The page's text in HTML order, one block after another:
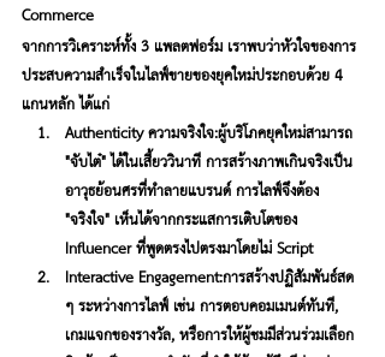
Commerce
จากการวิเคราะห์ทั้ง 3 แพลตฟอร์ม เราพบว่าหัวใจของการ
ประสบความสำเร็จในไลฟ์ขายของยุคใหม่ประกอบด้วย 4
แกนหลัก ได้แก่
Authenticity ความจริงใจ:ผู้บริโภคยุคใหม่สามารถ
"จับไต๋" ได้ในเสี้ยววินาที การสร้างภาพเกินจริงเป็น
อาวุธย้อนศรที่ทำลายแบรนด์ การไลฟ์จึงต้อง
"จริงใจ" เห็นได้จากกระแสการเติบโตของ
Influencer ที่พูดตรงไปตรงมาโดยไม่ Script
Interactive Engagement:การสร้างปฏิสัมพันธ์สด
ๆ ระหว่างการไลฟ์ เช่น การตอบคอมเมนต์ทันที,
เกมแจกของรางวัล, หรือการให้ผู้ชมมีส่วนร่วมเลือก